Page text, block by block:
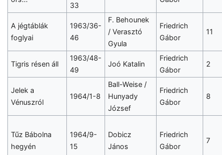
33
A jégtáblák
foglyai
1963/36-
46
F. Behounek
/ Verasztó
Gyula
Friedrich
Gábor
11
Tigris résen áll
1963/48-
49
Joó Katalin
Friedrich
Gábor
2
Jelek a
Vénuszról
1964/1-8
Ball-Weise /
Hunyady
József
Friedrich
Gábor
8
Tűz Bábolna
hegyén
1964/9-
15
Dobicz
János
Friedrich
Gábor
7